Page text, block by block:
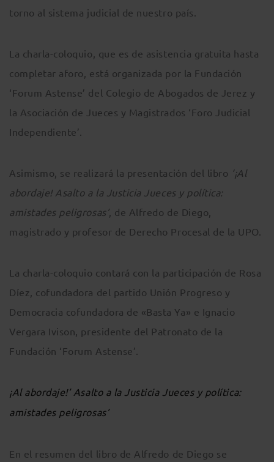
torno al sistema judicial de nuestro país.
La charla-coloquio, que es de asistencia gratuita hasta
completar aforo, está organizada por la Fundación
‘Forum Astense’ del Colegio de Abogados de Jerez y
la Asociación de Jueces y Magistrados ‘Foro Judicial
Independiente’.
Asimismo, se realizará la presentación del libro ‘¡Al
abordaje! Asalto a la Justicia Jueces y política:
amistades peligrosas’, de Alfredo de Diego,
magistrado y profesor de Derecho Procesal de la UPO.
La charla-coloquio contará con la participación de Rosa
Díez, cofundadora del partido Unión Progreso y
Democracia cofundadora de «Basta Ya» e Ignacio
Vergara Ivison, presidente del Patronato de la
Fundación ‘Forum Astense’.
¡Al abordaje!’ Asalto a la Justicia Jueces y política:
amistades peligrosas’
En el resumen del libro de Alfredo de Diego se